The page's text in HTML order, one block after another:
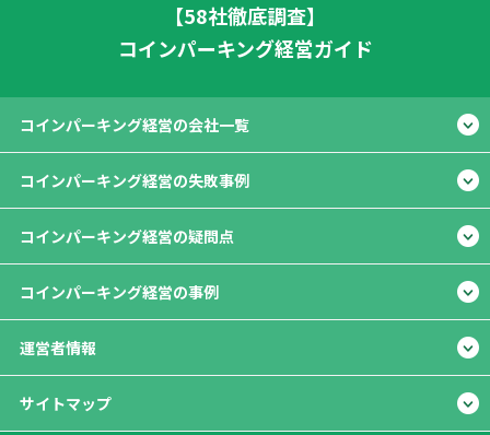
【58社徹底調査】
コインパーキング経営ガイド
コインパーキング経営の会社一覧
コインパーキング経営の失敗事例
コインパーキング経営の疑問点
コインパーキング経営の事例
運営者情報
サイトマップ